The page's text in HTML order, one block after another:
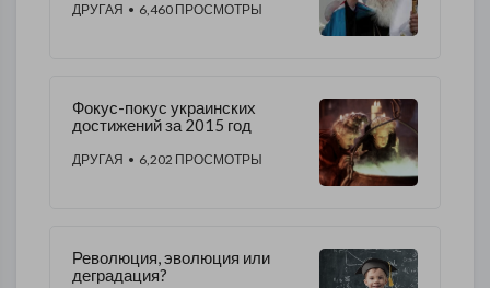
ДРУГАЯ • 6,460 ПРОСМОТРЫ
Фокус-покус украинских
достижений за 2015 год
ДРУГАЯ • 6,202 ПРОСМОТРЫ
Революция, эволюция или
деградация?